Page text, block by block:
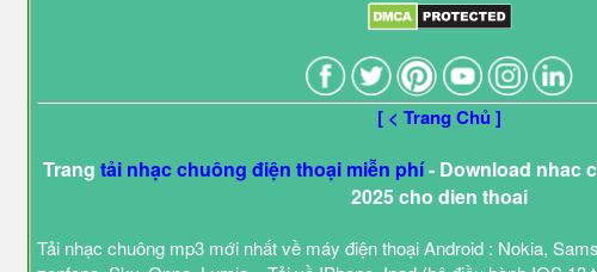
[ < Trang Chủ ]
Trang tải nhạc chuông điện thoại miễn phí- Download nhac
2025 cho dien thoai
Tải nhạc chuông mp3 mới nhất về máy điện thoại Android : Nokia,